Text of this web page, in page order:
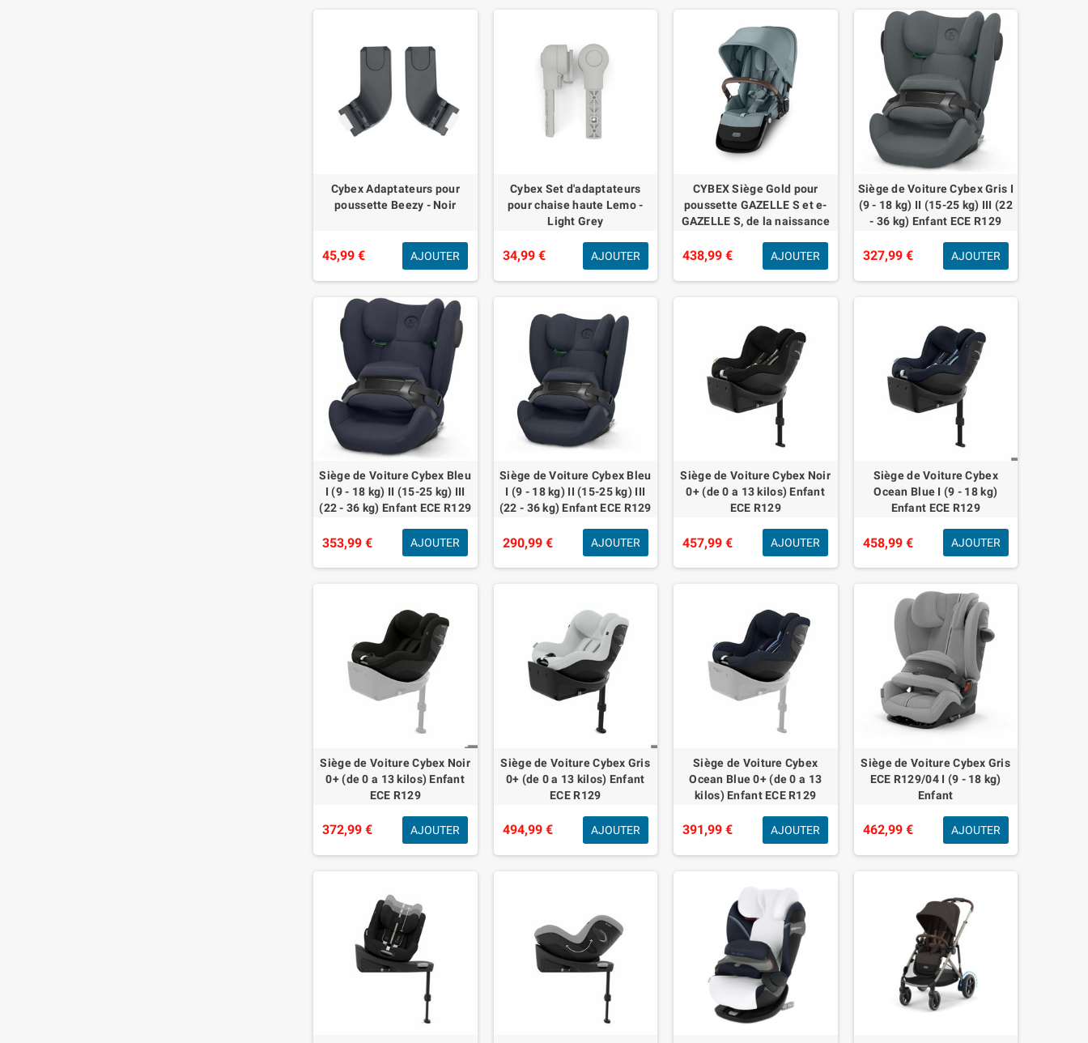
Cybex Adaptateurs pour
poussette Beezy - Noir
45,99 € AJOUTER
Cybex Set d'adaptateurs
pour chaise haute Lemo -
Light Grey
34,99 € AJOUTER
CYBEX Siège Gold pour
poussette GAZELLE S et e-
GAZELLE S, de la naissance
orageux
438,99 € AJOUTER
Siège de Voiture Cybex Gris I
(9 - 18 kg) II (15-25 kg) III (22
- 36 kg) Enfant ECE R129
327,99 € AJOUTER
Siège de Voiture Cybex Bleu
I (9 - 18 kg) II (15-25 kg) III
(22 - 36 kg) Enfant ECE R129
353,99 € AJOUTER
Siège de Voiture Cybex Bleu
I (9 - 18 kg) II (15-25 kg) III
(22 - 36 kg) Enfant ECE R129
290,99 € AJOUTER
Siège de Voiture Cybex Noir
0+ (de 0 a 13 kilos) Enfant
ECE R129
457,99 € AJOUTER
Siège de Voiture Cybex
Ocean Blue I (9 - 18 kg)
Enfant ECE R129
458,99 € AJOUTER
Siège de Voiture Cybex Noir
0+ (de 0 a 13 kilos) Enfant
ECE R129
372,99 € AJOUTER
Siège de Voiture Cybex Gris
0+ (de 0 a 13 kilos) Enfant
ECE R129
494,99 € AJOUTER
Siège de Voiture Cybex
Ocean Blue 0+ (de 0 a 13
kilos) Enfant ECE R129
391,99 € AJOUTER
Siège de Voiture Cybex Gris
ECE R129/04 I (9 - 18 kg)
Enfant
462,99 € AJOUTER